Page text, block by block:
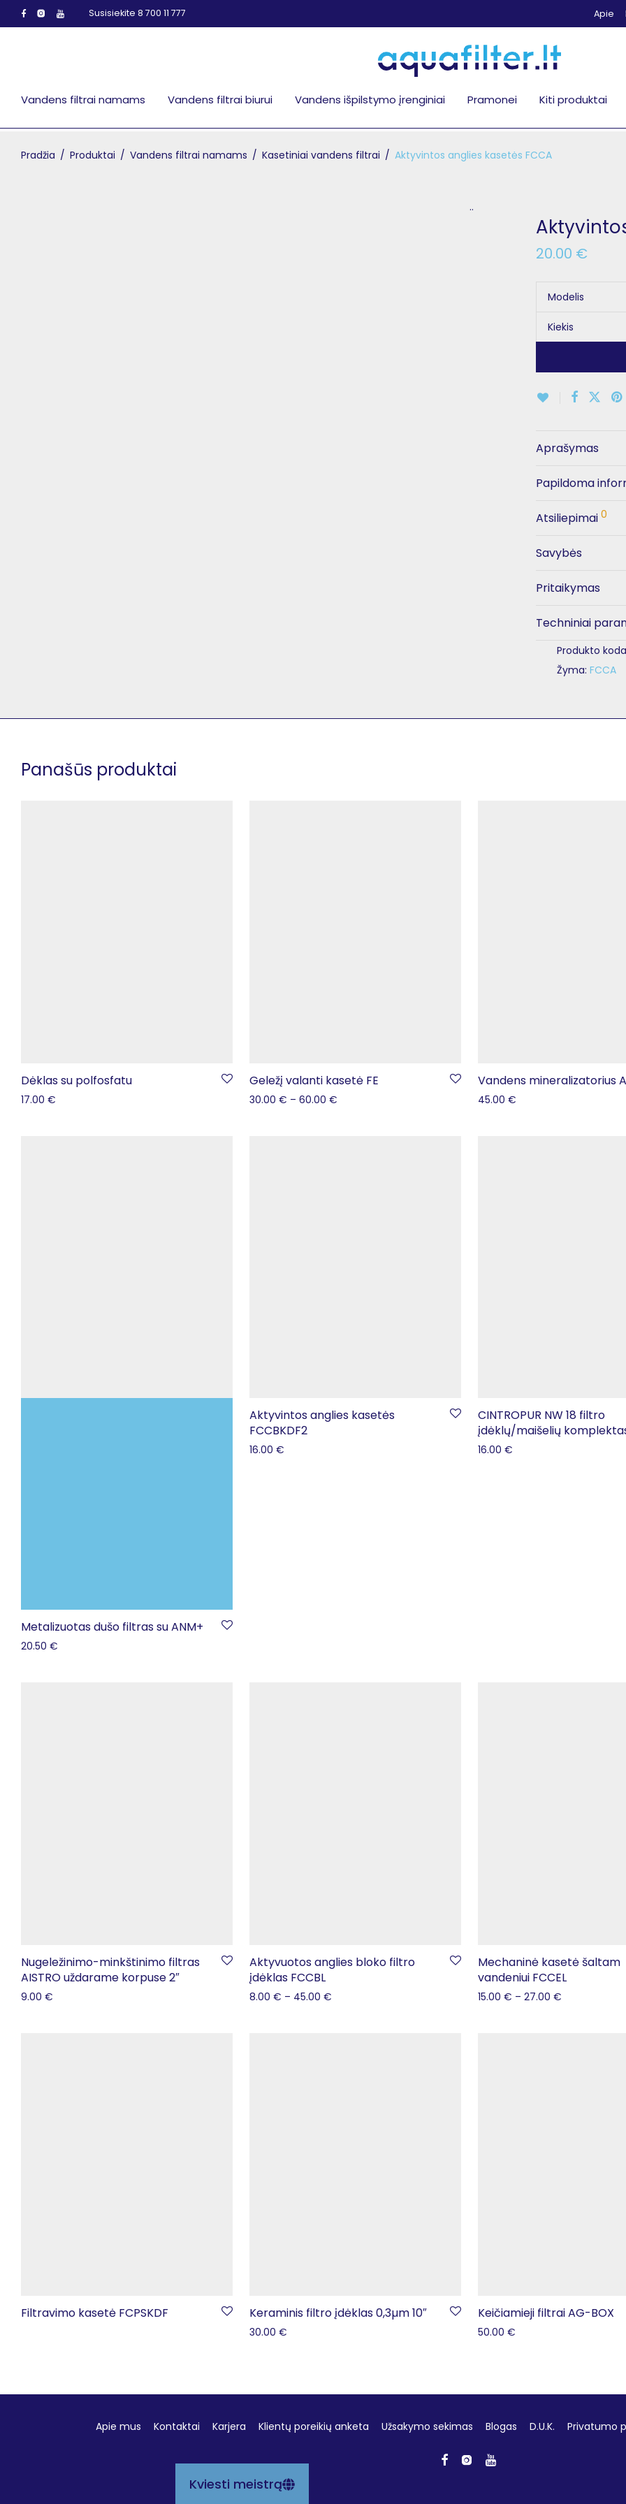
Susisiekite 8 700 11 777 Apie
Vandens filtrai namams Vandens filtrai biurui Vandens išpilstymo įrenginiai Pramonei Kiti produktai
Pradžia / Produktai / Vandens filtrai namams / Kasetiniai vandens filtrai / Aktyvintos anglies kasetės FCCA
..
20.00 €
Modelis
Kiekis
Aprašymas
Papildoma
Atsiliepimai 0
Savybės
Pritaikymas
Techniniai
Produkto
Žyma: FCCA
Panašūs produktai
Dėklas su polfosfatu
17.00 €
Geležį valanti kasetė FE
30.00 € – 60.00 €
Vandens mineralizatorius
45.00 €
Metalizuotas dušo filtras su ANM+
20.50 €
Aktyvintos anglies kasetės
FCCBKDF2
16.00 €
CINTROPUR NW 18 filtro
įdėklų/maišelių
16.00 €
Nugeležinimo-minkštinimo filtras
AISTRO uždarame korpuse 2″
9.00 €
Aktyvuotos anglies bloko filtro
įdėklas FCCBL
8.00 € – 45.00 €
Mechaninė kasetė šaltam
vandeniui FCCEL
15.00 € – 27.00 €
Filtravimo kasetė FCPSKDF Keraminis filtro įdėklas 0,3µm 10″
30.00 €
Keičiamieji filtrai AG-BOX
50.00 €
Apie mus Kontaktai Karjera Klientų poreikių anketa Užsakymo sekimas Blogas D.U.K. Privatumo
Kviesti meistrą